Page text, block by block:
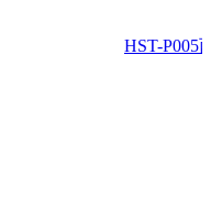
HST-P005